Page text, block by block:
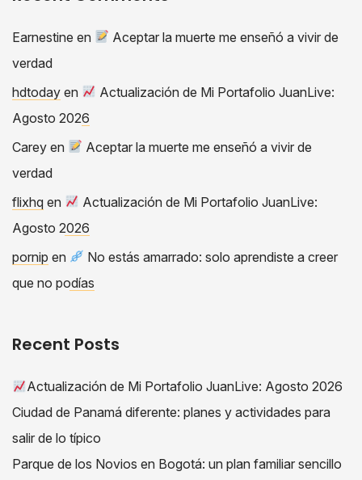
Earnestine en
Aceptar la muerte me enseñó a vivir de
verdad
hdtoday en
Actualización de Mi Portafolio JuanLive:
Agosto 2026
Carey en
Aceptar la muerte me enseñó a vivir de
verdad
flixhq en
Actualización de Mi Portafolio JuanLive:
Agosto 2026
pornip en
No estás amarrado: solo aprendiste a creer
que no podías
Recent Posts
Actualización de Mi Portafolio JuanLive: Agosto 2026
Ciudad de Panamá diferente: planes y actividades para
salir de lo típico
Parque de los Novios en Bogotá: un plan familiar sencillo